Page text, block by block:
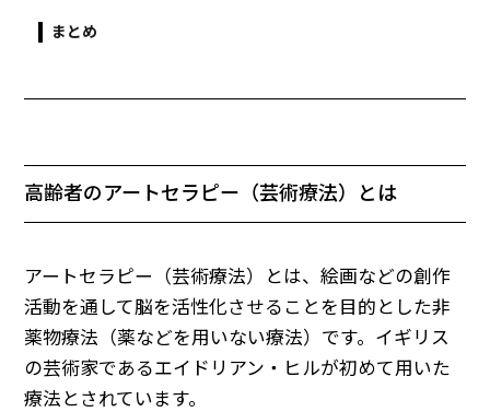
まとめ
高齢者のアートセラピー（芸術療法）とは
アートセラピー（芸術療法）とは、絵画などの創作
活動を通して脳を活性化させることを目的とした非
薬物療法（薬などを用いない療法）です。イギリス
の芸術家であるエイドリアン・ヒルが初めて用いた
療法とされています。